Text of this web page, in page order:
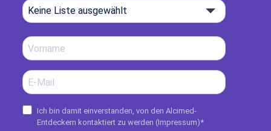
Keine Liste ausgewählt
Ich bin damit einverstanden, von den Alcimed-
Entdeckern kontaktiert zu werden (Impressum)*